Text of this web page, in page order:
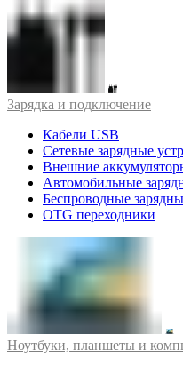
Зарядка и подключение
Кабели USB
Сетевые зарядные
Внешние
Автомобильные
Беспроводные
OTG переходники
Ноутбуки, планшеты и